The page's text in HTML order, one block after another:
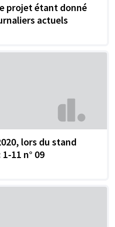
projet étant donné
actuels
lors du stand
11 n° 09